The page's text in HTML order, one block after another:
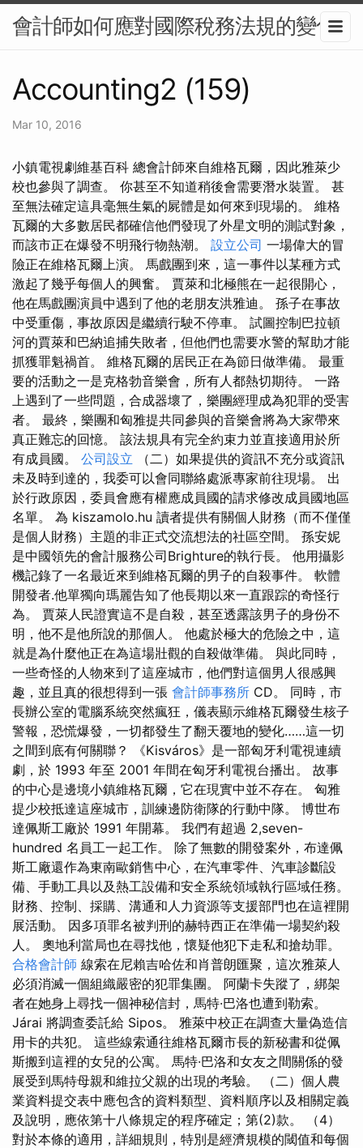
會計師如何應對國際稅務法規的變化
Accounting2 (159)
Mar 10, 2016
小鎮電視劇維基百科 總會計師來自維格瓦爾，因此雅萊少
校也參與了調查。 你甚至不知道稍後會需要潛水裝置。 甚
至無法確定這具毫無生氣的屍體是如何來到現場的。 維格
瓦爾的大多數居民都確信他們發現了外星文明的測試對象，
而該市正在爆發不明飛行物熱潮。 設立公司 一場偉大的冒
險正在維格瓦爾上演。 馬戲團到來，這一事件以某種方式
激起了幾乎每個人的興奮。 賈萊和北極熊在一起很開心，
他在馬戲團演員中遇到了他的老朋友洪雅迪。 孫子在事故
中受重傷，事故原因是繼續行駛不停車。 試圖控制巴拉頓
河的賈萊和巴納追捕失敗者，但他們也需要水警的幫助才能
抓獲罪魁禍首。 維格瓦爾的居民正在為節日做準備。 最重
要的活動之一是克格勃音樂會，所有人都熱切期待。 一路
上遇到了一些問題，合成器壞了，樂團經理成為犯罪的受害
者。 最終，樂團和匈雅提共同參與的音樂會將為大家帶來
真正難忘的回憶。 該法規具有完全約束力並直接適用於所
有成員國。 公司設立 （二）如果提供的資訊不充分或資訊
未及時到達的，我委可以會同聯絡處派專家前往現場。 出
於行政原因，委員會應有權應成員國的請求修改成員國地區
名單。 為 kiszamolo.hu 讀者提供有關個人財務（而不僅僅
是個人財務）主題的非正式交流想法的社區空間。 孫安妮
是中國領先的會計服務公司Brighture的執行長。 他用攝影
機記錄了一名最近來到維格瓦爾的男子的自殺事件。 軟體
開發者.他單獨向瑪麗告知了他長期以來一直跟踪的奇怪行
為。 賈萊人民證實這不是自殺，甚至透露該男子的身份不
明，他不是他所說的那個人。 他處於極大的危險之中，這
就是為什麼他正在為這場壯觀的自殺做準備。 與此同時，
一些奇怪的人物來到了這座城市，他們對這個男人很感興
趣，並且真的很想得到一張 會計師事務所 CD。 同時，市
長辦公室的電腦系統突然瘋狂，儀表顯示維格瓦爾發生核子
警報，恐慌爆發，一切都發生了翻天覆地的變化……這一切
之間到底有何關聯？ 《Kisváros》是一部匈牙利電視連續
劇，於 1993 年至 2001 年間在匈牙利電視台播出。 故事
的中心是邊境小鎮維格瓦爾，它在現實中並不存在。 匈雅
提少校抵達這座城市，訓練邊防衛隊的行動中隊。 博世布
達佩斯工廠於 1991 年開幕。 我們有超過 2,seven-
hundred 名員工一起工作。 除了無數的開發案外，布達佩
斯工廠還作為東南歐銷售中心，在汽車零件、汽車診斷設
備、手動工具以及熱工設備和安全系統領域執行區域任務。
財務、控制、採購、溝通和人力資源等支援部門也在這裡開
展活動。 因多項罪名被判刑的赫特西正在準備一場契約殺
人。 奧地利當局也在尋找他，懷疑他犯下走私和搶劫罪。
合格會計師 線索在尼賴吉哈佐和肖普朗匯聚，這​​次雅萊人
必須消滅一個組織嚴密的犯罪集團。 阿蘭卡失蹤了，綁架
者在她身上尋找一個神秘信封，馬特·巴洛也遭到勒索。
Járai 將調查委託給 Sipos。 雅萊中校正在調查大量偽造信
用卡的共犯。 這些線索通往維格瓦爾市長的新秘書和從佩
斯搬到這裡的女兒的公寓。 馬特·巴洛和女友之間關係的發
展受到馬特母親和維拉父親的出現的考驗。 （二）個人農
業資料提交表中應包含的資料類型、資料順序以及相關定義
及說明，應依第十八條規定的程序確定；第(2)款。 （4）
對於本條的適用，詳細規則，特別是經濟規模的閾值和每個